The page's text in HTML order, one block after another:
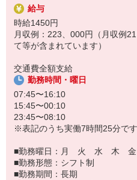
選べます♪
★★履歴書・証明写真は不要！
また、ご登録済の方はお仕事の
ご応募お待ちしています。
給与
時給1450円
月収例：223、000円（月収例
て等が含まれています）
交通費全額支給
勤務時間・曜日
07:45〜16:10
15:45〜00:10
23:45〜08:10
※表記のうち実働7時間25分です
■勤務曜日：月 火 水 木
■勤務形態：シフト制
■勤務期間：長期